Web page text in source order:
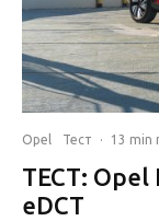
Opel Тест · 13 min
ТЕСТ: Opel
eDCT